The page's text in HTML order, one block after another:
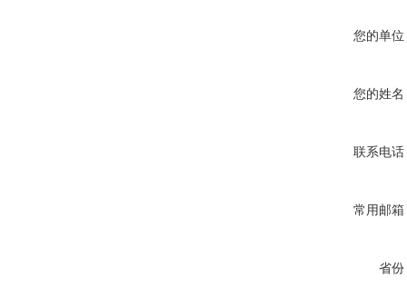
您的单位
您的姓名
联系电话
常用邮箱
省份